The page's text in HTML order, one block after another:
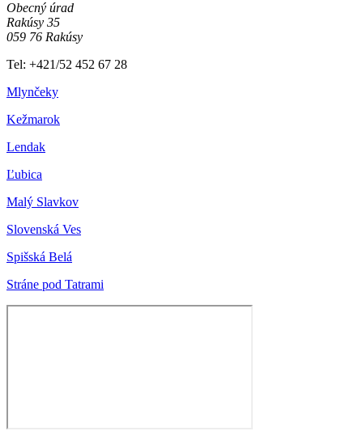
Obecný úrad
Rakúsy 35
059 76 Rakúsy
Tel: +421/52 452 67 28
Mlynčeky
Kežmarok
Lendak
Ľubica
Malý Slavkov
Slovenská Ves
Spišská Belá
Stráne pod Tatrami